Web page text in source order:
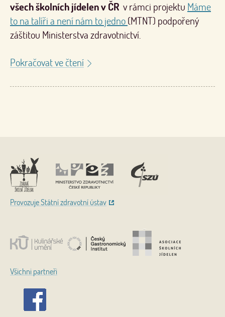
všech školních jídelen v ČR v rámci projektu Máme
to na talíři a není nám to jedno (MTNT) podpořený
záštitou Ministerstva zdravotnictví.
Pokračovat ve čtení
Provozuje Státní zdravotní ústav
Všichni partneři